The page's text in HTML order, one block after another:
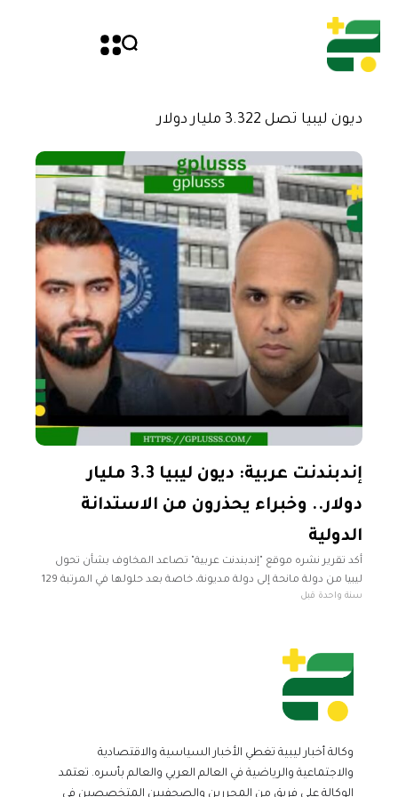
ديون ليبيا تصل 3.322 مليار دولار
إندبندنت عربية: ديون ليبيا 3.3 مليار
دولار.. وخبراء يحذرون من الاستدانة
الدولية
أكد تقرير نشره موقع "إندبندنت عربية" تصاعد المخاوف بشأن تحول
ليبيا من دولة مانحة إلى دولة مديونة، خاصة بعد حلولها في المرتبة 129
ضمن قائمة الدين الخارجي لعام 2025، بديون
سنة واحدة قبل
وكالة أخبار ليبية تغطي الأخبار السياسية والاقتصادية
والاجتماعية والرياضية في العالم العربي والعالم بأسره. تعتمد
الوكالة على فريق من المحررين والصحفيين المتخصصين في